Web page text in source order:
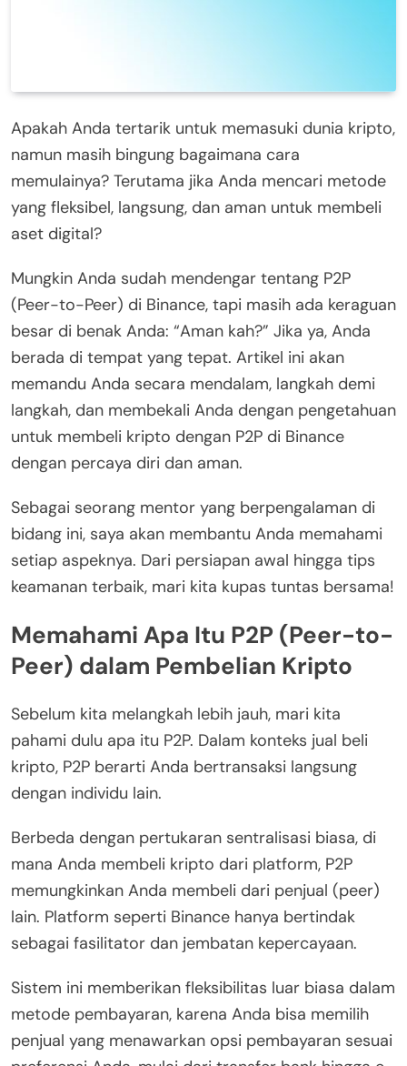
Apakah Anda tertarik untuk memasuki dunia kripto,
namun masih bingung bagaimana cara
memulainya? Terutama jika Anda mencari metode
yang fleksibel, langsung, dan aman untuk membeli
aset digital?
Mungkin Anda sudah mendengar tentang P2P
(Peer-to-Peer) di Binance, tapi masih ada keraguan
besar di benak Anda: “Aman kah?” Jika ya, Anda
berada di tempat yang tepat. Artikel ini akan
memandu Anda secara mendalam, langkah demi
langkah, dan membekali Anda dengan pengetahuan
untuk membeli kripto dengan P2P di Binance
dengan percaya diri dan aman.
Sebagai seorang mentor yang berpengalaman di
bidang ini, saya akan membantu Anda memahami
setiap aspeknya. Dari persiapan awal hingga tips
keamanan terbaik, mari kita kupas tuntas bersama!
Memahami Apa Itu P2P (Peer-to-
Peer) dalam Pembelian Kripto
Sebelum kita melangkah lebih jauh, mari kita
pahami dulu apa itu P2P. Dalam konteks jual beli
kripto, P2P berarti Anda bertransaksi langsung
dengan individu lain.
Berbeda dengan pertukaran sentralisasi biasa, di
mana Anda membeli kripto dari platform, P2P
memungkinkan Anda membeli dari penjual (peer)
lain. Platform seperti Binance hanya bertindak
sebagai fasilitator dan jembatan kepercayaan.
Sistem ini memberikan fleksibilitas luar biasa dalam
metode pembayaran, karena Anda bisa memilih
penjual yang menawarkan opsi pembayaran sesuai